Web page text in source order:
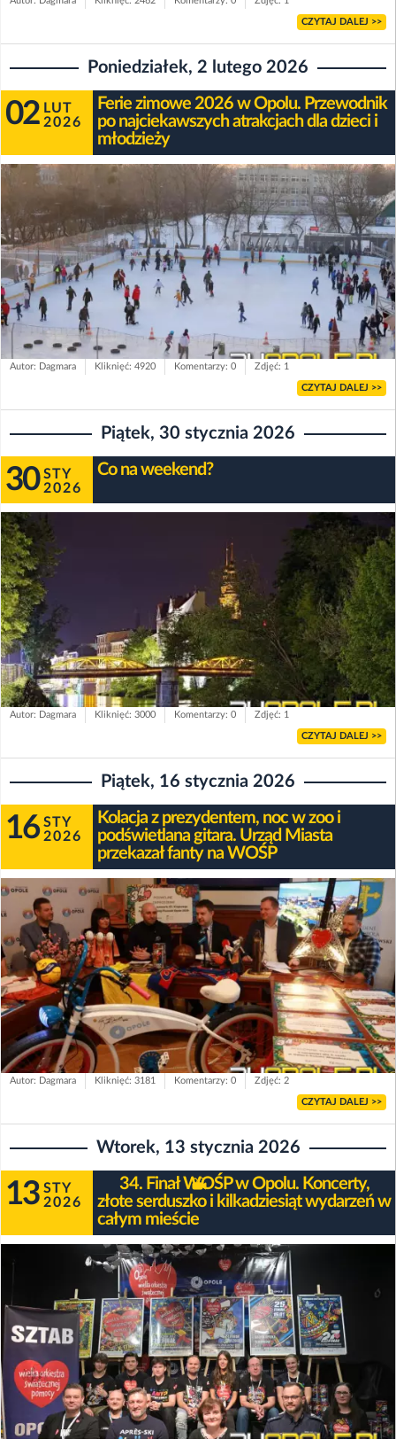
CZYTAJ DALEJ >>
Poniedziałek, 2 lutego 2026
02 LUT
2026
Ferie zimowe 2026 w Opolu. Przewodnik
po najciekawszych atrakcjach dla dzieci i
młodzieży
Autor: Dagmara Kliknięć: 4920 Komentarzy: 0 Zdjęć: 1
CZYTAJ DALEJ >>
Piątek, 30 stycznia 2026
30 STY
2026
Co na weekend?
Autor: Dagmara Kliknięć: 3000 Komentarzy: 0 Zdjęć: 1
CZYTAJ DALEJ >>
Piątek, 16 stycznia 2026
16 STY
2026
Kolacja z prezydentem, noc w zoo i
podświetlana gitara. Urząd Miasta
przekazał fanty na WOŚP
Autor: Dagmara Kliknięć: 3181 Komentarzy: 0 Zdjęć: 2
CZYTAJ DALEJ >>
Wtorek, 13 stycznia 2026
13 STY
2026
34. Finał WOŚP w Opolu. Koncerty,
złote serduszko i kilkadziesiąt wydarzeń w
całym mieście